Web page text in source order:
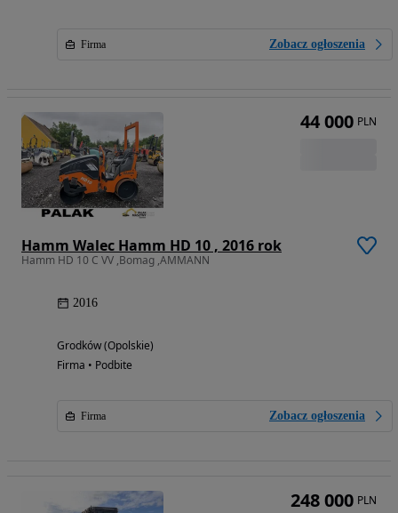
Firma Zobacz ogłoszenia
Hamm Walec Hamm HD 10 , 2016 rok
Hamm HD 10 C VV ,Bomag ,AMMANN
2016
Grodków (Opolskie)
Firma • Podbite
Firma Zobacz ogłoszenia
44 000 PLN
248 000 PLN